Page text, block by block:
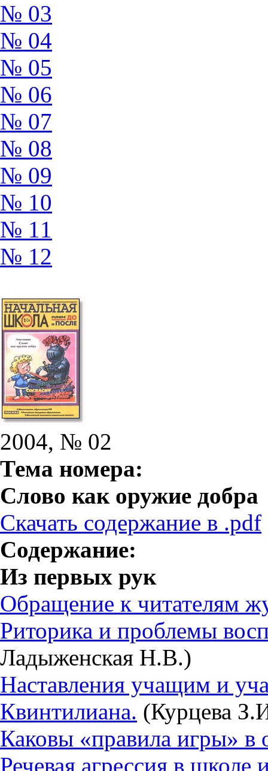
№ 03
№ 04
№ 05
№ 06
№ 07
№ 08
№ 09
№ 10
№ 11
№ 12
2004, № 02
Тема номера:
Слово как оружие добра
Скачать содержание в .pdf
Содержание:
Из первых рук
Обращение к читателям
Риторика и проблемы
Ладыженская Н.В.)
Наставления учащим и
Квинтилиана. (Курцева
Каковы «правила игры» в
Речевая агрессия в